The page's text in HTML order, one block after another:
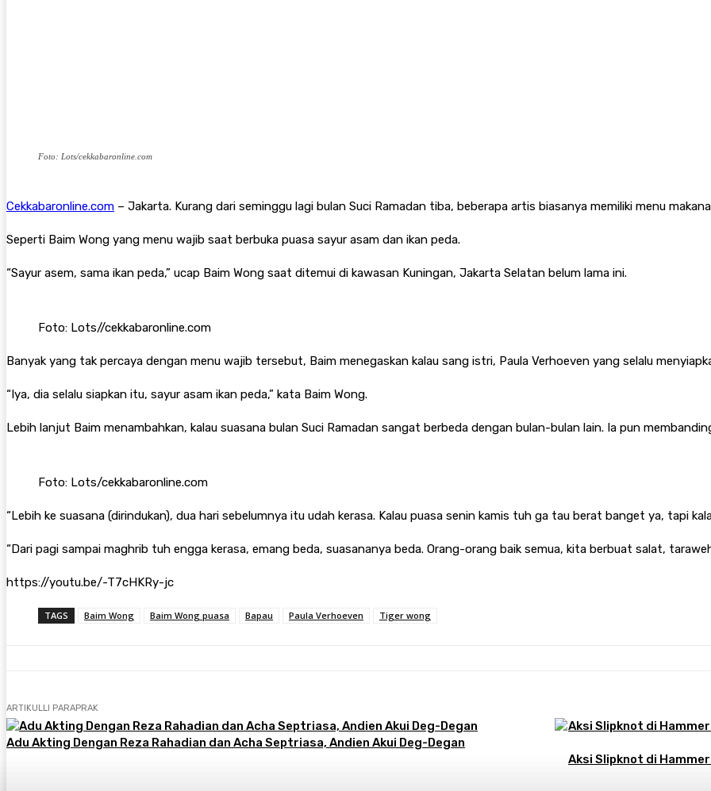
Foto: Lots/cekkabaronline.com
Cekkabaronline.com – Jakarta. Kurang dari seminggu lagi bulan Suci Ramadan tiba, beberapa artis biasanya memiliki menu
Seperti Baim Wong yang menu wajib saat berbuka puasa sayur asam dan ikan peda.
“Sayur asem, sama ikan peda,” ucap Baim Wong saat ditemui di kawasan Kuningan, Jakarta Selatan belum lama ini.
Foto: Lots//cekkabaronline.com
Banyak yang tak percaya dengan menu wajib tersebut, Baim menegaskan kalau sang istri, Paula Verhoeven yang selalu
“Iya, dia selalu siapkan itu, sayur asam ikan peda,” kata Baim Wong.
Lebih lanjut Baim menambahkan, kalau suasana bulan Suci Ramadan sangat berbeda dengan bulan-bulan lain. Ia pun
Foto: Lots/cekkabaronline.com
“Lebih ke suasana (dirindukan), dua hari sebelumnya itu udah kerasa. Kalau puasa senin kamis tuh ga tau berat banget ya, tapi
“Dari pagi sampai maghrib tuh engga kerasa, emang beda, suasananya beda. Orang-orang baik semua, kita berbuat salat,
https://youtu.be/-T7cHKRy-jc
TAGS Baim Wong Baim Wong puasa Bapau Paula Verhoeven Tiger wong
ARTIKULLI PARAPRAK
Adu Akting Dengan Reza Rahadian dan Acha Septriasa, Andien Akui Deg-Degan
Aksi Slipknot di